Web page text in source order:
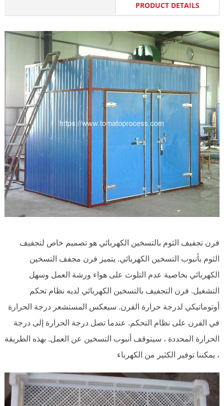
PRODUCT DETAILS
فرن تجفيف الثوم بالتسخين الكهربائي هو تصميم خاص لتجفيف
الثوم بأنبوب التسخين الكهربائي. يتميز فرن مجفف التسخين
الكهربائي بخاصية عدم التلوث على هواء ورشة العمل وسهل
التشغيل. فرن التجفيف بالتسخين الكهربائي لديه نظام تحكم
أوتوماتيكي لدرجة حرارة الفرن. سيعكس المستشعر درجة الحرارة
في الفرن على نظام التحكم. عندما تصل درجة الحرارة إلى درجة
الحرارة المحددة ، سيتوقف أنبوب التسخين عن العمل. بهذه الطريقة
، يمكننا توفير الكثير من الكهرباء